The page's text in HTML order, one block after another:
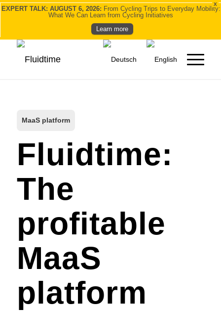
X
EXPERT TALK: AUGUST 6, 2026: From Cycling Trips to Everyday Mobility:
What We Can Learn from Cycling Initiatives
Learn more
MaaS platform
Fluidtime:
The
profitable
MaaS
platform